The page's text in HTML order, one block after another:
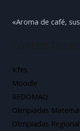
«Aroma de café,
Icfes
Moodle
REDOMAQ
Olimpiadas
Olimpiadas